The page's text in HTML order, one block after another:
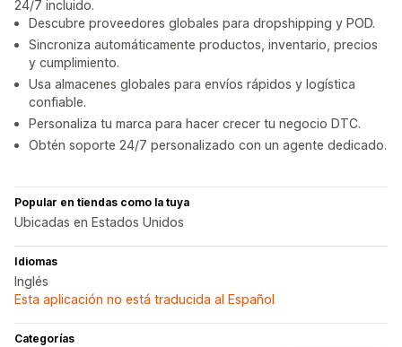
24/7 incluido.
Descubre proveedores globales para dropshipping y POD.
Sincroniza automáticamente productos, inventario, precios
y cumplimiento.
Usa almacenes globales para envíos rápidos y logística
confiable.
Personaliza tu marca para hacer crecer tu negocio DTC.
Obtén soporte 24/7 personalizado con un agente dedicado.
Popular en tiendas como la tuya
Ubicadas en Estados Unidos
Idiomas
Inglés
Esta aplicación no está traducida al Español
Categorías